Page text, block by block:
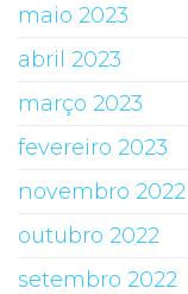
maio 2023
abril 2023
março 2023
fevereiro 2023
novembro 2022
outubro 2022
setembro 2022